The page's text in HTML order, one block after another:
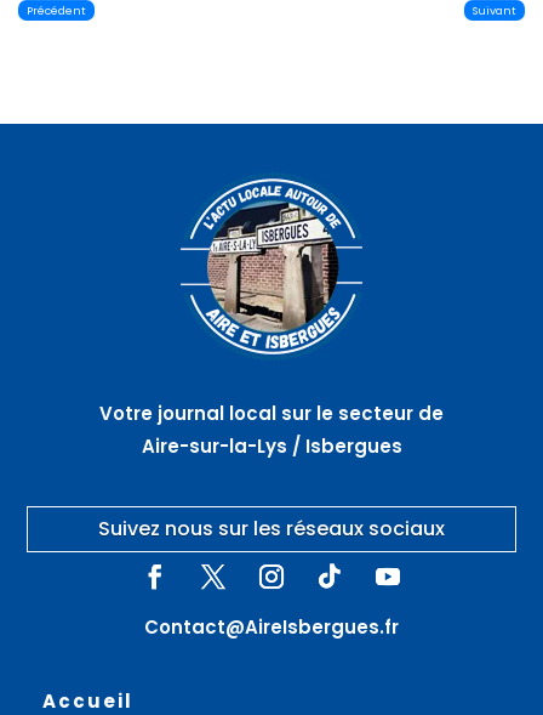
Précédent Suivant
Votre journal local sur le secteur de
Aire-sur-la-Lys / Isbergues
Suivez nous sur les réseaux sociaux
Contact@AireIsbergues.fr
Accueil